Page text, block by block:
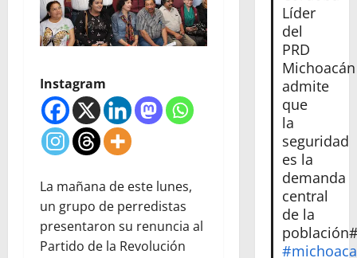
Instagram
La mañana de este lunes,
un grupo de perredistas
presentaron su renuncia al
Partido de la Revolución
Líder
del
PRD
Michoacán
admite
que
la
seguridad
es la
demanda
central
de la